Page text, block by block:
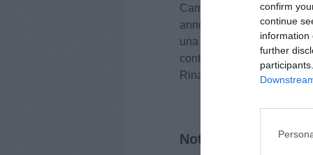
confirm
continue
information
further
Campionato Nazionale
anno le venne inflitta una
una gara Elite U23
continuato a gareggiare
Rinaldi lavorava a
Notizie correlate